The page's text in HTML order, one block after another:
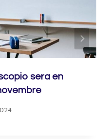
sera en